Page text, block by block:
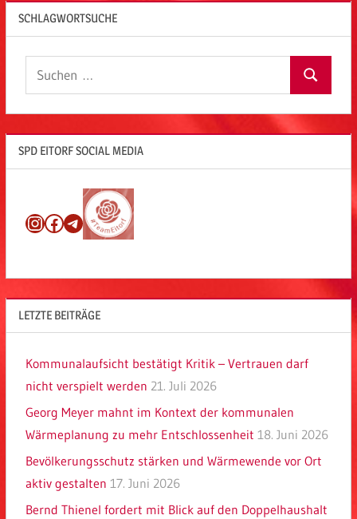
SCHLAGWORTSUCHE
Suchen
SPD EITORF SOCIAL MEDIA
Instagram
Facebook
Telegram
LETZTE BEITRÄGE
Kommunalaufsicht bestätigt Kritik – Vertrauen darf
nicht verspielt werden 21. Juli 2026
Georg Meyer mahnt im Kontext der kommunalen
Wärmeplanung zu mehr Entschlossenheit 18. Juni 2026
Bevölkerungsschutz stärken und Wärmewende vor Ort
aktiv gestalten 17. Juni 2026
Bernd Thienel fordert mit Blick auf den Doppelhaushalt